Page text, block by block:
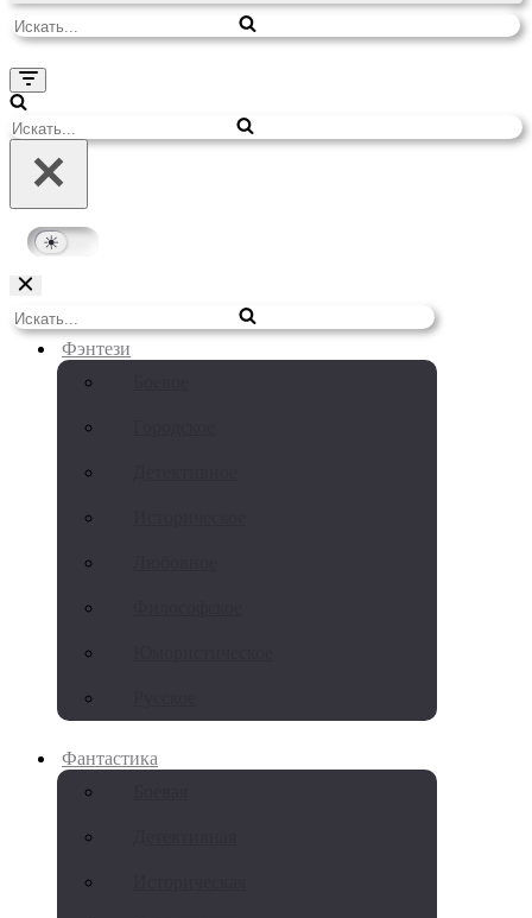
Искать...
Меню
навигации
Искать...
навигации
Искать...
Фэнтези
Фантастика